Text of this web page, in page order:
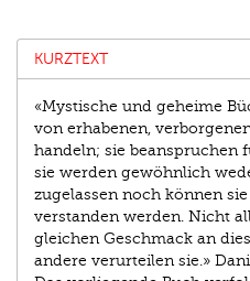
KURZTEXT
«Mystische und geheime
von erhabenen,
handeln; sie beanspruchen
sie werden gewöhnlich
zugelassen noch können
verstanden werden. Nicht
gleichen Geschmack an
andere verurteilen sie.»